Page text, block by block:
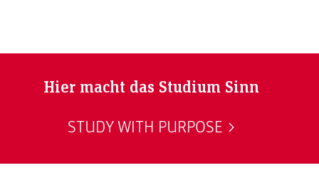
Hier macht das Studium Sinn
STUDY WITH PURPOSE